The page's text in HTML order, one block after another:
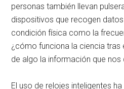
personas también llevan
dispositivos que recogen
condición física como la
¿cómo funciona la ciencia tras
de algo la información que nos
El uso de relojes inteligentes